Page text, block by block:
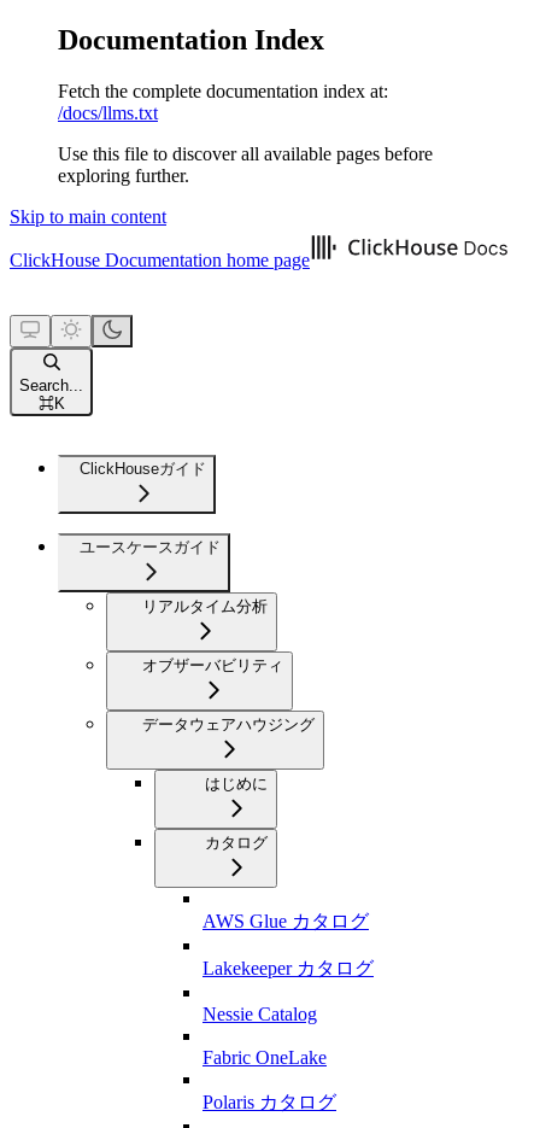
Documentation Index
Fetch the complete documentation index at:
/docs/llms.txt
Use this file to discover all available pages before
exploring further.
Skip to main content
ClickHouse Documentation home page
Search...
⌘K
ClickHouseガイド
ユースケースガイド
リアルタイム分析
オブザーバビリティ
データウェアハウジング
はじめに
カタログ
AWS Glue カタログ
Lakekeeper カタログ
Nessie Catalog
Fabric OneLake
Polaris カタログ